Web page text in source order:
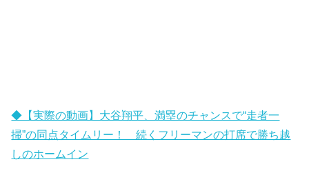
◆【実際の動画】大谷翔平、満塁のチャンスで“走者一
掃”の同点タイムリー！ 続くフリーマンの打席で勝ち越
しのホームイン